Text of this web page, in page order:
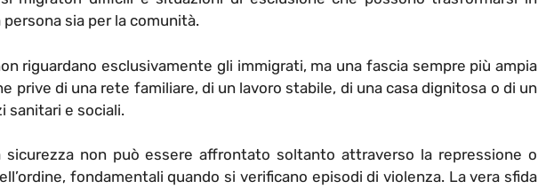
sia per la comunità.
riguardano esclusivamente gli immigrati, ma una fascia sempre più ampia
prive di una rete familiare, di un lavoro stabile, di una casa dignitosa o di un
sanitari e sociali.
non può essere affrontato soltanto attraverso la repressione o
fondamentali quando si verificano episodi di violenza. La vera sfida